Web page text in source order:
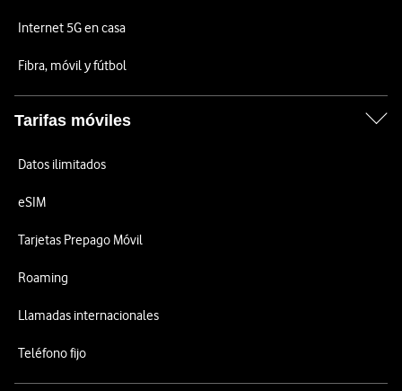
Internet 5G en casa
Fibra, móvil y fútbol
Tarifas móviles
Datos ilimitados
eSIM
Tarjetas Prepago Móvil
Roaming
Llamadas internacionales
Teléfono fijo